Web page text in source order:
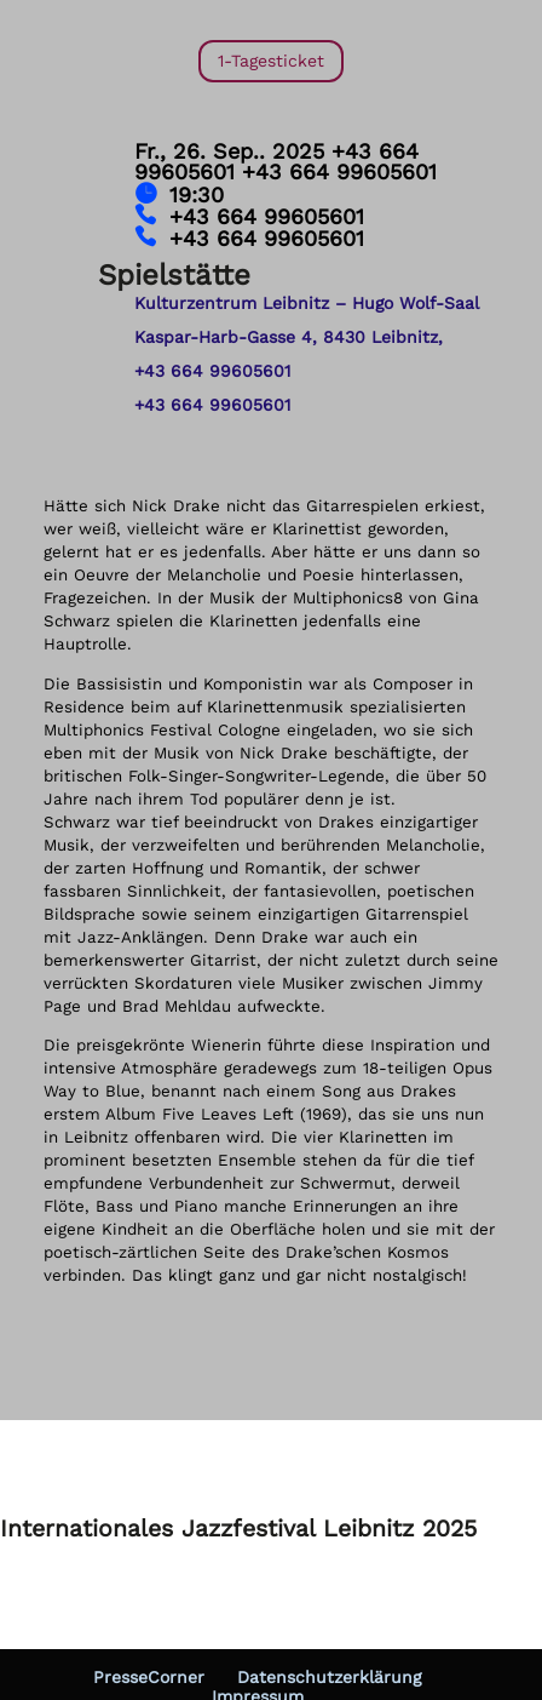
1-Tagesticket
Fr., 26. Sep.. 2025 ‭+43 664
99605601 +43 664 99605601
19:30
‭+43 664 99605601
+43 664 99605601
Spielstätte
Kulturzentrum Leibnitz – Hugo Wolf-Saal
Kaspar-Harb-Gasse 4, 8430 Leibnitz,
‭+43 664 99605601
+43 664 99605601
Hätte sich Nick Drake nicht das Gitarrespielen erkiest,
wer weiß, vielleicht wäre er Klarinettist geworden,
gelernt hat er es jedenfalls. Aber hätte er uns dann so
ein Oeuvre der Melancholie und Poesie hinterlassen,
Fragezeichen. In der Musik der Multiphonics8 von Gina
Schwarz spielen die Klarinetten jedenfalls eine
Hauptrolle.
Die Bassisistin und Komponistin war als Composer in
Residence beim auf Klarinettenmusik spezialisierten
Multiphonics Festival Cologne eingeladen, wo sie sich
eben mit der Musik von Nick Drake beschäftigte, der
britischen Folk-Singer-Songwriter-Legende, die über 50
Jahre nach ihrem Tod populärer denn je ist.
Schwarz war tief beeindruckt von Drakes einzigartiger
Musik, der verzweifelten und berührenden Melancholie,
der zarten Hoffnung und Romantik, der schwer
fassbaren Sinnlichkeit, der fantasievollen, poetischen
Bildsprache sowie seinem einzigartigen Gitarrenspiel
mit Jazz-Anklängen. Denn Drake war auch ein
bemerkenswerter Gitarrist, der nicht zuletzt durch seine
verrückten Skordaturen viele Musiker zwischen Jimmy
Page und Brad Mehldau aufweckte.
Die preisgekrönte Wienerin führte diese Inspiration und
intensive Atmosphäre geradewegs zum 18-teiligen Opus
Way to Blue, benannt nach einem Song aus Drakes
erstem Album Five Leaves Left (1969), das sie uns nun
in Leibnitz offenbaren wird. Die vier Klarinetten im
prominent besetzten Ensemble stehen da für die tief
empfundene Verbundenheit zur Schwermut, derweil
Flöte, Bass und Piano manche Erinnerungen an ihre
eigene Kindheit an die Oberfläche holen und sie mit der
poetisch-zärtlichen Seite des Drake’schen Kosmos
verbinden. Das klingt ganz und gar nicht nostalgisch!
Internationales Jazzfestival Leibnitz 2025
PresseCorner
Datenschutzerklärung